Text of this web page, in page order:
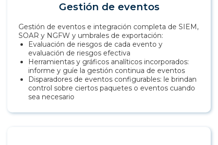
Gestión de eventos
Gestión de eventos e integración completa de SIEM,
SOAR y NGFW y umbrales de exportación:
Evaluación de riesgos de cada evento y
evaluación de riesgos efectiva
Herramientas y gráficos analíticos incorporados:
informe y guíe la gestión continua de eventos
Disparadores de eventos configurables: le brindan
control sobre ciertos paquetes o eventos cuando
sea necesario